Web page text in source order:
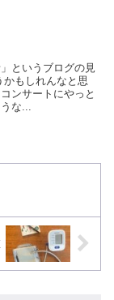
というブログの見
もしれんなと思
ンサートにやっと
な...